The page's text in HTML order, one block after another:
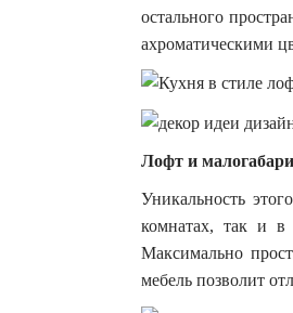
остального
ахроматическими
Лофт и
Уникальность
комнатах, так и в
Максимально
мебель позволит